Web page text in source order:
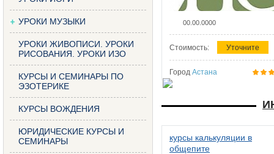
УРОКИ МУЗЫКИ
УРОКИ ЖИВОПИСИ. УРОКИ
РИСОВАНИЯ. УРОКИ ИЗО
КУРСЫ И СЕМИНАРЫ ПО
ЭЗОТЕРИКЕ
КУРСЫ ВОЖДЕНИЯ
ЮРИДИЧЕСКИЕ КУРСЫ И
СЕМИНАРЫ
00.00.0000
Стоимость: Уточните
Город Астана
курсы калькуляции в
общепите